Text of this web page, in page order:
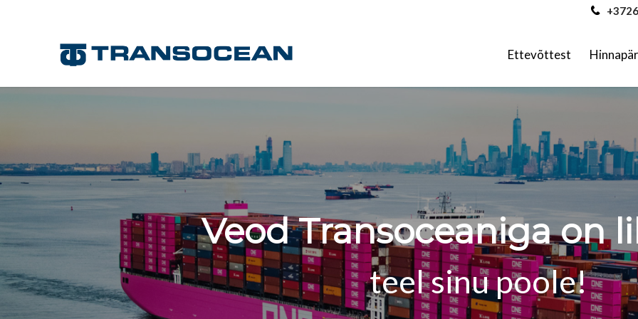
Ettevõttest
Veod Transoceaniga on
teel sinu poole!